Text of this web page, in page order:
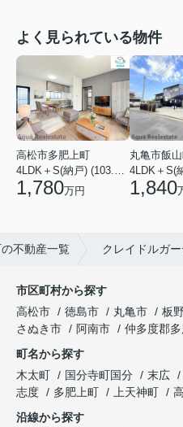
よく見られている物件
高松市多肥上町
4LDK＋S(納戸) (103.51㎡)
1,780万円
丸亀市飯
1,840
不動産一覧 クレイドルガ
市区町村から探す
高松市
徳島市 丸亀市 板
さぬき市
阿南市 仲多度郡
町名から探す
木太町
国分寺町国分 末広
志度
多肥上町 上天神町
沿線から探す